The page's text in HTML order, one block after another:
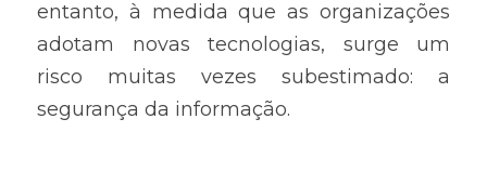
entanto, à medida que as organizações
adotam novas tecnologias, surge um
risco muitas vezes subestimado: a
segurança da informação.